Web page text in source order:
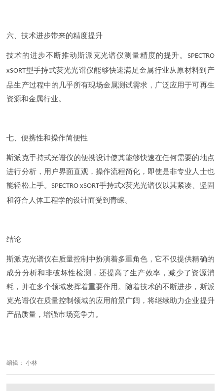
六、技术进步带来的精度提升
技术的进步不断推动斯派克光谱仪测量精度的提升。 SPECTRO
xSORT型手持式荧光光谱仪能够快速满足金属行业从原材料到产
品生产过程中的几乎所有现场金属测试需求，广泛应用于可再生
资源和金属行业。
七、便携性和操作简便性
斯派克手持式光谱仪的便携设计使其能够快速在任何需要的地点
进行分析，用户界面直观，操作流程简化，即使是非专业人士也
能轻松上手。 SPECTRO xSORT手持式X荧光光谱仪以其紧凑、坚固
和符合人体工程学的设计而受到青睐。
结论
斯派克光谱仪在质量控制中扮演着多重角色，它不仅提供精确的
成分分析和非破坏性检测，还提高了生产效率，减少了资源消
耗，并在多个领域发挥着重要作用。随着技术的不断进步，斯派
克光谱仪在质量控制领域的应用前景广阔，将继续助力企业提升
产品质量，增强市场竞争力。
编辑： 小林